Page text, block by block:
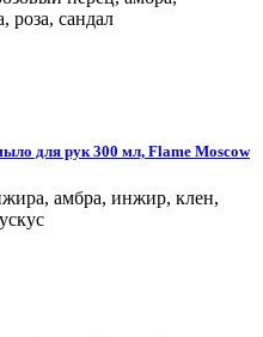
роза, сандал
для рук 300 мл, Flame Moscow
амбра, инжир, клен,